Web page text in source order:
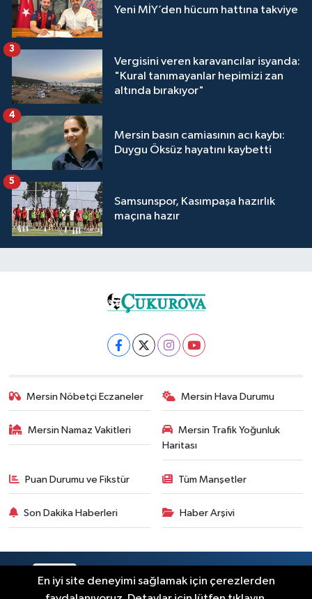
Yeni MİY’den hücum hattına takviye
Vergisini veren karavancılar isyanda:
"Kural tanımayanlar hepimizi zan
altında bırakıyor"
3
Mersin basın camiasının acı kaybı:
Duygu Öksüz hayatını kaybetti
4
Samsunspor, Kasımpaşa hazırlık
maçına hazır
5
Mersin Nöbetçi Eczaneler Mersin Hava Durumu
Mersin Namaz Vakitleri
Mersin Trafik Yoğunluk
Haritası
Puan Durumu ve Fikstür Tüm Manşetler
Son Dakika Haberleri Haber Arşivi
RSS Copyright © 2025. Her hakkı saklıdır.
En iyi site deneyimi sağlamak için çerezlerden